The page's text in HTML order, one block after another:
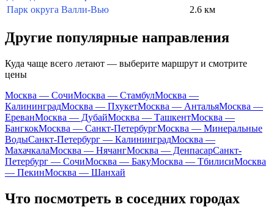
Парк округа Валли-Вью
2.6 км
Другие популярные направления
Куда чаще всего летают — выберите маршрут и смотрите
цены
Москва — СочиМосква — СтамбулМосква —
КалининградМосква — ПхукетМосква — АнтальяМосква —
ЕреванМосква — ДубайМосква — ТашкентМосква —
БангкокМосква — Санкт-ПетербургМосква — Минеральные
ВодыСанкт-Петербург — КалининградМосква —
МахачкалаМосква — НячангМосква — ДенпасарСанкт-
Петербург — СочиМосква — БакуМосква — ТбилисиМосква
— ПекинМосква — Шанхай
Что посмотреть в соседних городах